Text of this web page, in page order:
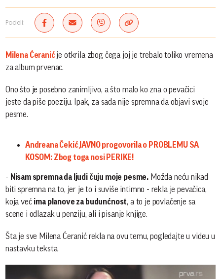
Podeli:
Milena Ćeranićje otkrila zbog čega joj je trebalo toliko vremena
za album prvenac.
Ono što je posebno zanimljivo, a što malo ko zna o pevačici
jeste da piše poeziju. Ipak, za sada nije spremna da objavi svoje
pesme.
Andreana Čekić JAVNO progovorila o PROBLEMU SA
KOSOM: Zbog toga nosi PERIKE!
- Nisam spremna da ljudi čuju moje pesme. Možda neću nikad
biti spremna na to, jer je to i suviše intimno - rekla je pevačica,
koja već ima planove za budunćnost, a to je povlačenje sa
scene i odlazak u penziju, ali i pisanje knjige.
Šta je sve Milena Ćeranić rekla na ovu temu, pogledajte u videu u
nastavku teksta.